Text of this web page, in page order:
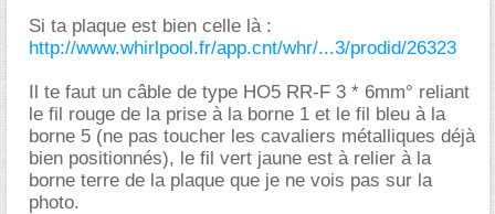
Si ta plaque est bien celle là :
http://www.whirlpool.fr/app.cnt/whr/...3/prodid/26323
Il te faut un câble de type HO5 RR-F 3 * 6mm° reliant
le fil rouge de la prise à la borne 1 et le fil bleu à la
borne 5 (ne pas toucher les cavaliers métalliques déjà
bien positionnés), le fil vert jaune est à relier à la
borne terre de la plaque que je ne vois pas sur la
photo.